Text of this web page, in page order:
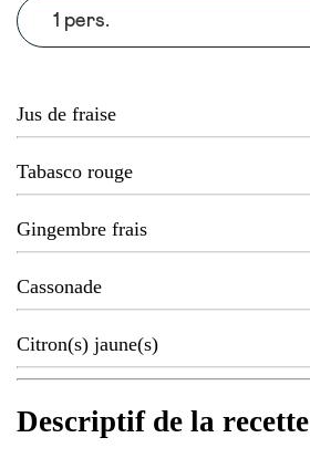
1 pers.
Jus de fraise
Tabasco rouge
Gingembre frais
Cassonade
Citron(s) jaune(s)
Descriptif de la recette